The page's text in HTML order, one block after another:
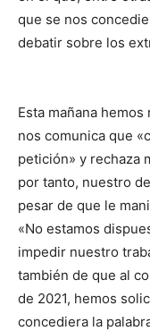
que se nos
debatir sobre los
Esta mañana
nos comunica que
petición» y rechaza
por tanto, nuestro
pesar de que le
«No estamos
impedir nuestro
también de que al
de 2021, hemos
concediera la